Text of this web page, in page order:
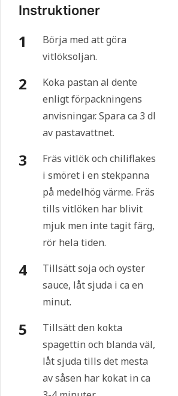
Instruktioner
Börja med att göra
vitlöksoljan.
Koka pastan al dente
enligt förpackningens
anvisningar. Spara ca 3 dl
av pastavattnet.
Fräs vitlök och chiliflakes
i smöret i en stekpanna
på medelhög värme. Fräs
tills vitlöken har blivit
mjuk men inte tagit färg,
rör hela tiden.
Tillsätt soja och oyster
sauce, låt sjuda i ca en
minut.
Tillsätt den kokta
spagettin och blanda väl,
låt sjuda tills det mesta
av såsen har kokat in ca